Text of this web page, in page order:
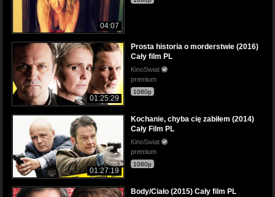
04:07
01:25:29
Prosta historia o morderstwie (2016)
Cały film PL
KinoSwiat
premium
1080p
01:27:19
Kochanie, chyba cię zabiłem (2014)
Cały Film PL
KinoSwiat
premium
1080p
Body/Ciało (2015) Cały film PL